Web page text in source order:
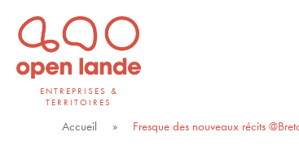
Aller
directement
au
contenuENTREPRISES &
TERRITOIRES
Open Lande
Entreprises & territoires
Accueil » Fresque des nouveaux récits